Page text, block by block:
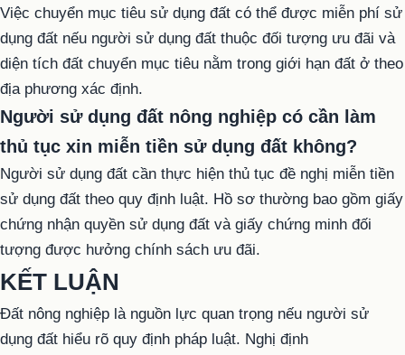
Việc chuyển mục tiêu sử dụng đất có thể được miễn phí sử
dụng đất nếu người sử dụng đất thuộc đối tượng ưu đãi và
diện tích đất chuyển mục tiêu nằm trong giới hạn đất ở theo
địa phương xác định.
Người sử dụng đất nông nghiệp có cần làm
thủ tục xin miễn tiền sử dụng đất không?
Người sử dụng đất cần thực hiện thủ tục đề nghị miễn tiền
sử dụng đất theo quy định luật. Hồ sơ thường bao gồm giấy
chứng nhận quyền sử dụng đất và giấy chứng minh đối
tượng được hưởng chính sách ưu đãi.
KẾT LUẬN
Đất nông nghiệp là nguồn lực quan trọng nếu người sử
dụng đất hiểu rõ quy định pháp luật. Nghị định